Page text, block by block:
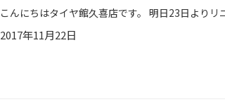
2017年11月22日